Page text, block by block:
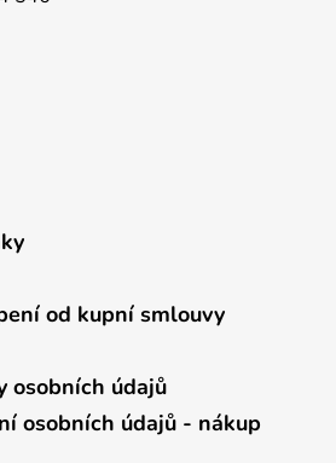
od kupní smlouvy
osobních údajů
osobních údajů - nákup